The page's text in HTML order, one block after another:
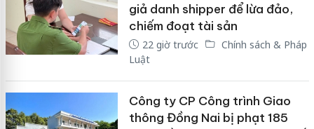
giả danh shipper để lừa đảo,
chiếm đoạt tài sản
22 giờ trước
Chính sách & Pháp
Luật
Công ty CP Công trình Giao
thông Đồng Nai bị phạt 185